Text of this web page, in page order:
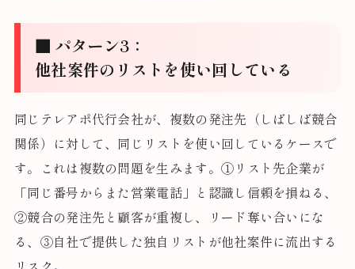
■ パターン3：
他社案件のリストを使い回している
同じテレアポ代行会社が、複数の発注先（しばしば競合
関係）に対して、同じリストを使い回しているケースで
す。これは複数の問題を生みます。①リスト先企業が
「同じ番号からまた営業電話」と認識し信頼を損ねる、
②競合の発注先と顧客が重複し、リード奪い合いにな
る、③自社で提供した独自リストが他社案件に流出する